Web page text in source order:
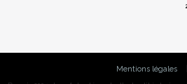
Mentions légales